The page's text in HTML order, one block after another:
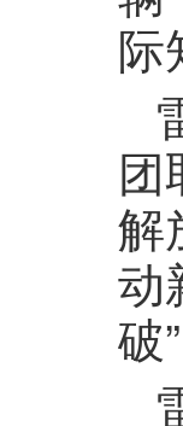
际
团
解
动
破